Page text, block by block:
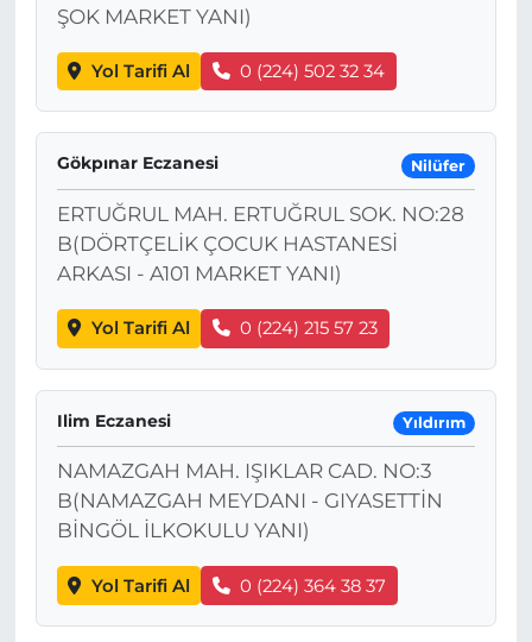
ŞOK MARKET YANI)
Yol Tarifi Al 0 (224) 502 32 34
Gökpınar Eczanesi Nilüfer
ERTUĞRUL MAH. ERTUĞRUL SOK. NO:28
B(DÖRTÇELİK ÇOCUK HASTANESİ
ARKASI - A101 MARKET YANI)
Yol Tarifi Al 0 (224) 215 57 23
Ilim Eczanesi Yıldırım
NAMAZGAH MAH. IŞIKLAR CAD. NO:3
B(NAMAZGAH MEYDANI - GIYASETTİN
BİNGÖL İLKOKULU YANI)
Yol Tarifi Al 0 (224) 364 38 37